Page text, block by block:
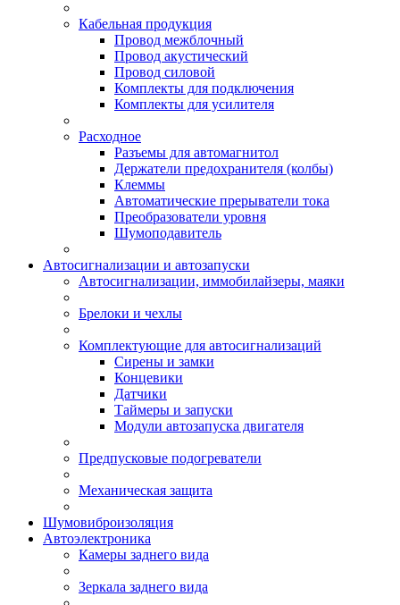
Кабельная продукция
Провод межблочный
Провод акустический
Провод силовой
Комплекты для подключения
Комплекты для усилителя
Расходное
Разъемы для автомагнитол
Держатели предохранителя (колбы)
Клеммы
Автоматические прерыватели тока
Преобразователи уровня
Шумоподавитель
Автосигнализации и автозапуски
Автосигнализации, иммобилайзеры, маяки
Брелоки и чехлы
Комплектующие для автосигнализаций
Сирены и замки
Концевики
Датчики
Таймеры и запуски
Модули автозапуска двигателя
Предпусковые подогреватели
Механическая защита
Шумовиброизоляция
Автоэлектроника
Камеры заднего вида
Зеркала заднего вида